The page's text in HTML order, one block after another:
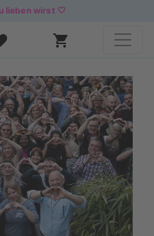
lieben wirst 🤍